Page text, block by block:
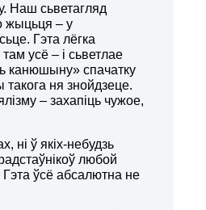
Наш сьветагляд
жыцьця – у
Гэта лёгка
усё – і сьветлае
канюшыну» спачатку
ня знойдзеце.
– захапіць чужое,
ні ў якіх-небудзь
любой
Гэта ўсё абсалютна не